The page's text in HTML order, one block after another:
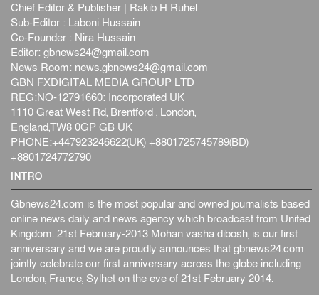
Chief Editor & Publisher | Rakib H Ruhel
Sub-Editor : Laboni Hussain
Co-Founder : Nira Hussain
Editor: gbnews24@gmail.com
News Room: news.gbnews24@gmail.com
GBN FXDIGITAL MEDIA GROUP LTD
REG:NO-12791660: Incorporated UK
1110 Great West Rd, Brentford , London,
England,TW8 0GP GB UK
PHONE:+447923246622(UK) +8801725745789(BD)
+8801724772790
INTRO
Gbnews24.com is the most popular and owned journalists based
online news daily and news agency which broadcast from United
Kingdom. 21st February-2013 Mohan vasha dibosh, is our first
anniversary and we are proudly announces that gbnews24.com
jointly celebrate our first anniversary across the globe including
London, France, Sylhet on the eve of 21st February 2014.